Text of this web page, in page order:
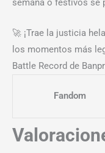
🚀 ¡Trae la justicia
los momentos más
Battle Record de
Fandom